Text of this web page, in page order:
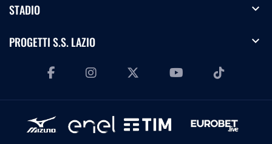
STADIO expand_more
PROGETTI S.S. LAZIO expand_more